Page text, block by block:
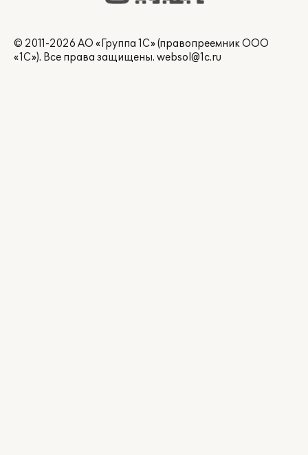
© 2011-2026 АО «Группа 1С» (правопреемник ООО
«1С»). Все права защищены. websol@1c.ru